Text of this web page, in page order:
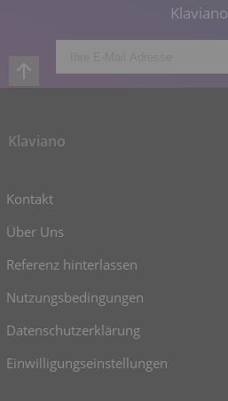
Klaviano
Klaviano
Kontakt
Über Uns
Referenz hinterlassen
Nutzungsbedingungen
Datenschutzerklärung
Einwilligungseinstellungen